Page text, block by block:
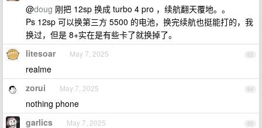
@doug 刚把 12sp 换成 turbo 4 pro ，续航翻天覆地。。
Ps 12sp 可以换第三方 5500 的电池，换完续航也挺能打的，我
换过，但是 8+实在是有些卡了就换掉了。
63
litesoar May 7, 2025
realme
64
zorui May 7, 2025
nothing phone
65
garlics May 7, 2025